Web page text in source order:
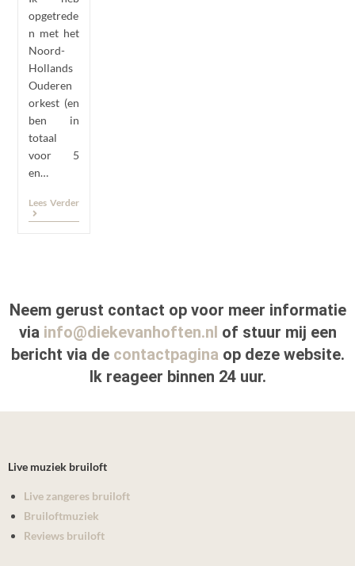
opgetrede
n met het
Noord-
Hollands
Ouderen
orkest (en
ben in
totaal
voor 5
en…
Lees Verder
Neem gerust contact op voor meer informatie
via info@diekevanhoften.nl of stuur mij een
bericht via de contactpagina op deze website.
Ik reageer binnen 24 uur.
Live muziek bruiloft
Live zangeres bruiloft
Bruiloftmuziek
Reviews bruiloft